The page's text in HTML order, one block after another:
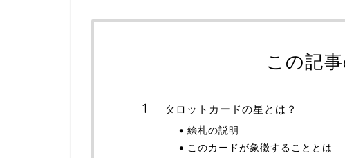
この記
タロットカードの星とは？
絵札の説明
このカードが象徴することとは